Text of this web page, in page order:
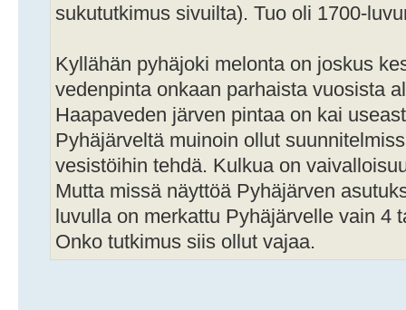
sukututkimus sivuilta). Tuo oli 1700-
Kyllähän pyhäjoki melonta on joskus
vedenpinta onkaan parhaista vuosista
Haapaveden järven pintaa on kai
Pyhäjärveltä muinoin ollut
vesistöihin tehdä. Kulkua on
Mutta missä näyttöä Pyhäjärven
luvulla on merkattu Pyhäjärvelle vain 4
Onko tutkimus siis ollut vajaa.